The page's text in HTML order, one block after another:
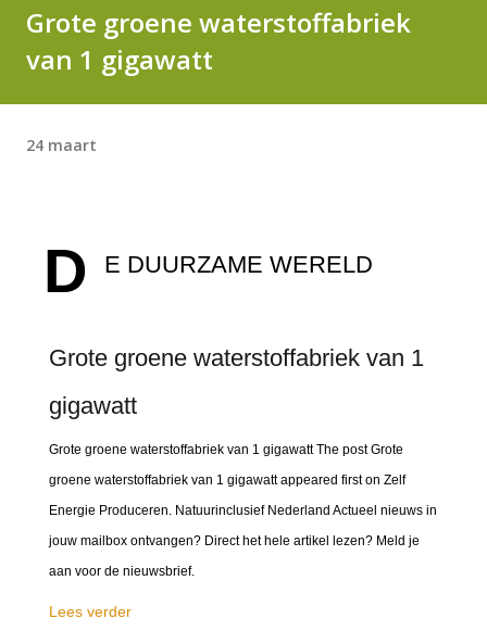
Grote groene waterstoffabriek
van 1 gigawatt
24 maart
D E DUURZAME WERELD
Grote groene waterstoffabriek van 1
gigawatt
Grote groene waterstoffabriek van 1 gigawatt The post Grote
groene waterstoffabriek van 1 gigawatt appeared first on Zelf
Energie Produceren. Natuurinclusief Nederland Actueel nieuws in
jouw mailbox ontvangen? Direct het hele artikel lezen? Meld je
aan voor de nieuwsbrief.
Lees verder